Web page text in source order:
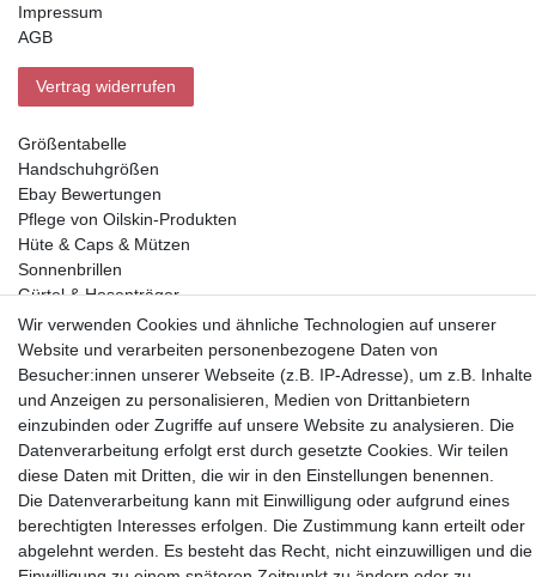
Impressum
AGB
Vertrag widerrufen
Größentabelle
Handschuhgrößen
Ebay Bewertungen
Pflege von Oilskin-Produkten
Hüte & Caps & Mützen
Sonnenbrillen
Gürtel & Hosenträger
Geldbörsen
Vorkasse, Abholung
Partner
Wir verwenden Cookies und ähnliche Technologien auf unserer
Website und verarbeiten personenbezogene Daten von
Besucher:innen unserer Webseite (z.B. IP-Adresse), um z.B. Inhalte
und Anzeigen zu personalisieren, Medien von Drittanbietern
einzubinden oder Zugriffe auf unsere Website zu analysieren. Die
Datenverarbeitung erfolgt erst durch gesetzte Cookies. Wir teilen
diese Daten mit Dritten, die wir in den Einstellungen benennen.
Die Datenverarbeitung kann mit Einwilligung oder aufgrund eines
berechtigten Interesses erfolgen. Die Zustimmung kann erteilt oder
abgelehnt werden. Es besteht das Recht, nicht einzuwilligen und die